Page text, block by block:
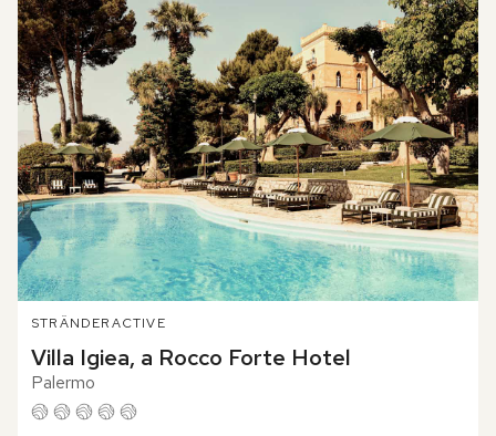
STRÄNDERACTIVE
Villa Igiea, a Rocco Forte Hotel
Palermo